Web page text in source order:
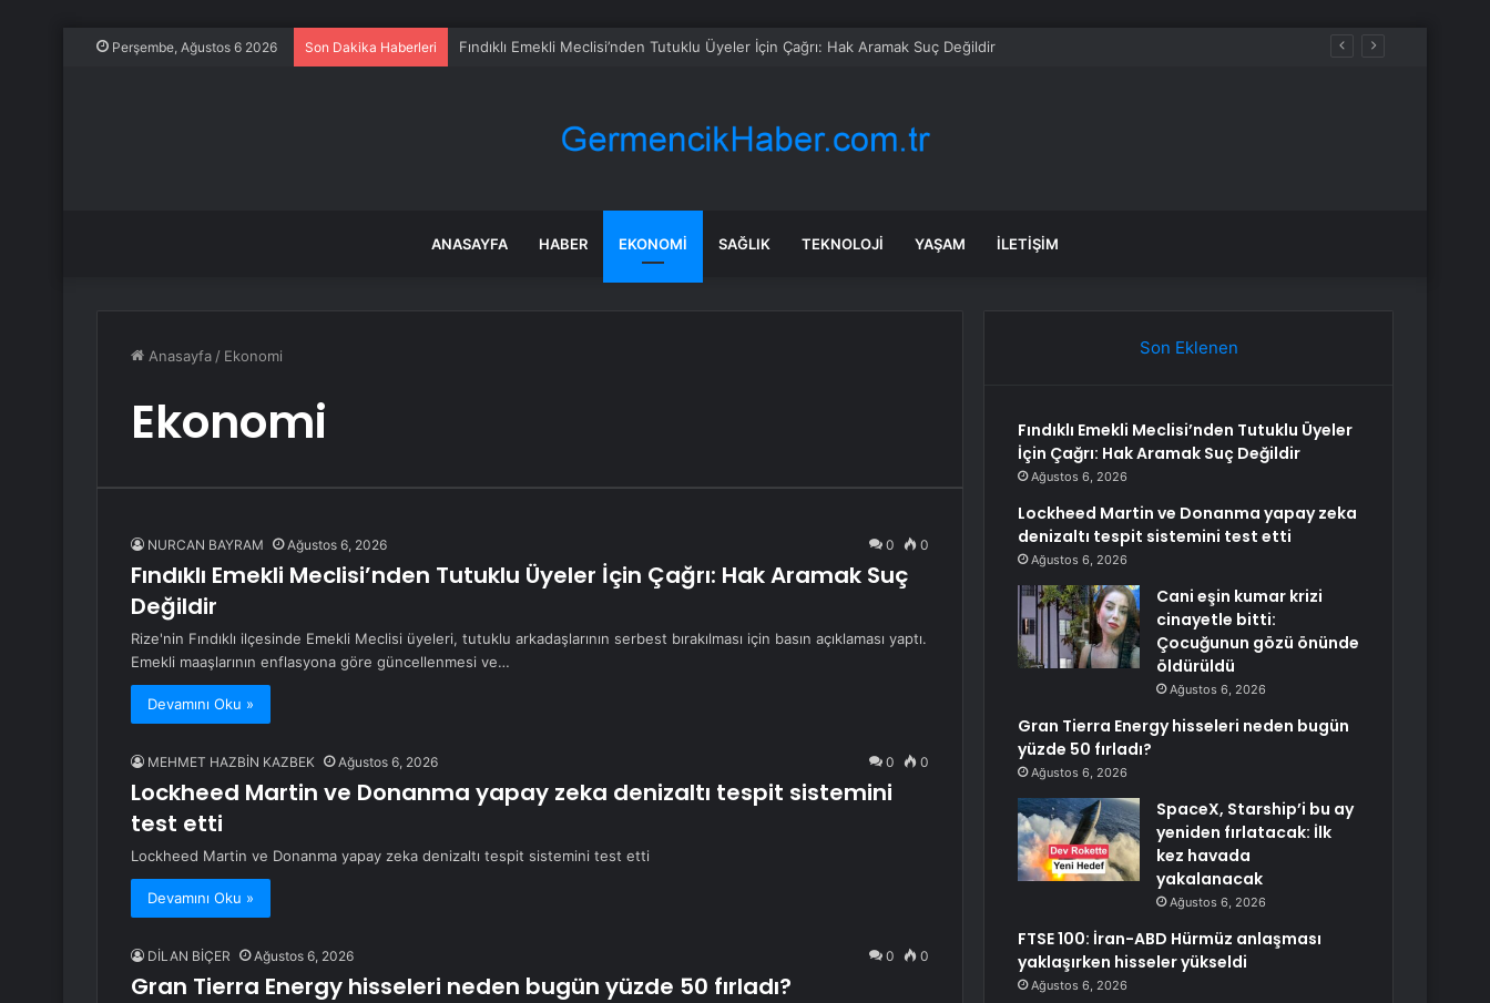
Perşembe, Ağustos 6 2026 Son Dakika Haberleri Lockheed Martin ve Donanma yapay zeka denizaltı tespit sistemini test etti
ANASAYFA HABER EKONOMI SAĞLIK TEKNOLOJI YAŞAM İLETIŞIM
Anasayfa / Ekonomi
Ekonomi
NURCAN BAYRAM Ağustos 6, 2026 0 0
Fındıklı Emekli Meclisi’nden Tutuklu Üyeler İçin Çağrı: Hak Aramak Suç
Değildir
Rize'nin Fındıklı ilçesinde Emekli Meclisi üyeleri, tutuklu arkadaşlarının serbest bırakılması için basın açıklaması yaptı.
Emekli maaşlarının enflasyona göre güncellenmesi ve…
Devamını Oku »
MEHMET HAZBİN KAZBEK Ağustos 6, 2026 0 0
Lockheed Martin ve Donanma yapay zeka denizaltı tespit sistemini
test etti
Lockheed Martin ve Donanma yapay zeka denizaltı tespit sistemini test etti
Devamını Oku »
DİLAN BİÇER Ağustos 6, 2026 0 0
Gran Tierra Energy hisseleri neden bugün yüzde 50 fırladı?
Son Eklenen
Fındıklı Emekli Meclisi’nden Tutuklu Üyeler
İçin Çağrı: Hak Aramak Suç Değildir
Ağustos 6, 2026
Lockheed Martin ve Donanma yapay zeka
denizaltı tespit sistemini test etti
Ağustos 6, 2026
Cani eşin kumar krizi
cinayetle bitti:
Çocuğunun gözü önünde
öldürüldü
Ağustos 6, 2026
Gran Tierra Energy hisseleri neden bugün
yüzde 50 fırladı?
Ağustos 6, 2026
SpaceX, Starship’i bu ay
yeniden fırlatacak: İlk
kez havada
yakalanacak
Ağustos 6, 2026
FTSE 100: İran-ABD Hürmüz anlaşması
yaklaşırken hisseler yükseldi
Ağustos 6, 2026